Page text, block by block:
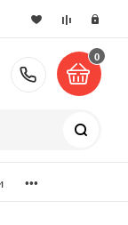
+7 (495)
0
...